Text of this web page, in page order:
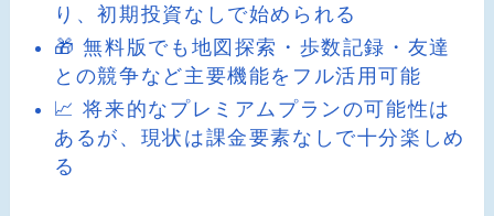
り、初期投資なしで始められる
🎁 無料版でも地図探索・歩数記録・友達
との競争など主要機能をフル活用可能
📈 将来的なプレミアムプランの可能性は
あるが、現状は課金要素なしで十分楽しめ
る